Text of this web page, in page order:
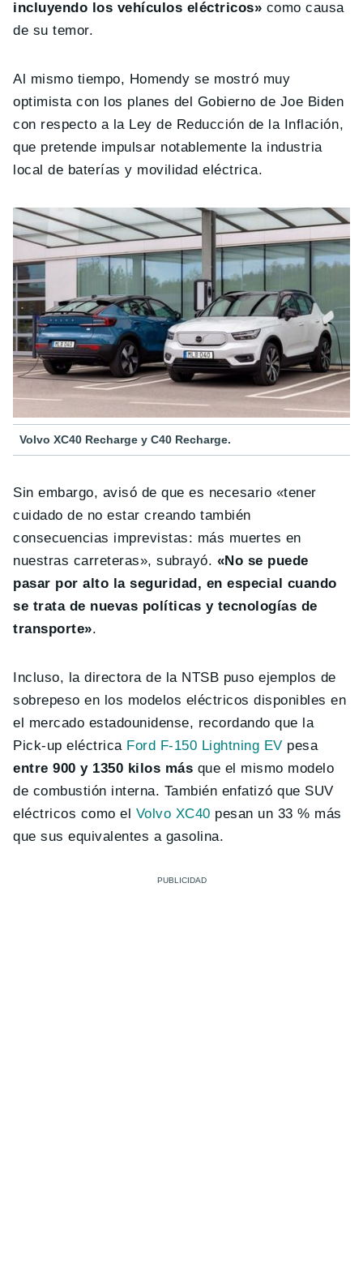
incluyendo los vehículos eléctricos» como causa
de su temor.
Al mismo tiempo, Homendy se mostró muy
optimista con los planes del Gobierno de Joe Biden
con respecto a la Ley de Reducción de la Inflación,
que pretende impulsar notablemente la industria
local de baterías y movilidad eléctrica.
Volvo XC40 Recharge y C40 Recharge.
Sin embargo, avisó de que es necesario «tener
cuidado de no estar creando también
consecuencias imprevistas: más muertes en
nuestras carreteras», subrayó. «No se puede
pasar por alto la seguridad, en especial cuando
se trata de nuevas políticas y tecnologías de
transporte».
Incluso, la directora de la NTSB puso ejemplos de
sobrepeso en los modelos eléctricos disponibles en
el mercado estadounidense, recordando que la
Pick-up eléctrica Ford F-150 Lightning EV pesa
entre 900 y 1350 kilos más que el mismo modelo
de combustión interna. También enfatizó que SUV
eléctricos como el Volvo XC40 pesan un 33 % más
que sus equivalentes a gasolina.